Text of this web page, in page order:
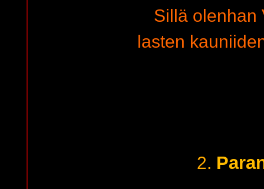
Sillä olenhan
lasten
2.